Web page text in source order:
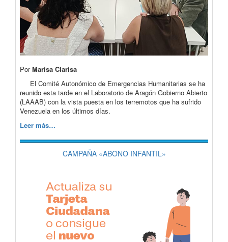
PorMarisa Clarisa
El Comité Autonómico de Emergencias Humanitarias se ha
reunido esta tarde en el Laboratorio de Aragón Gobierno Abierto
(LAAAB) con la vista puesta en los terremotos que ha sufrido
Venezuela en los últimos días.
Leer más…
CAMPAÑA «ABONO INFANTIL»